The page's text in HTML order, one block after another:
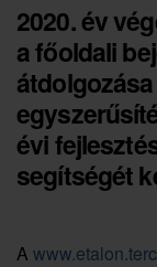
2020. év
a főoldali
évi
segítségét
A